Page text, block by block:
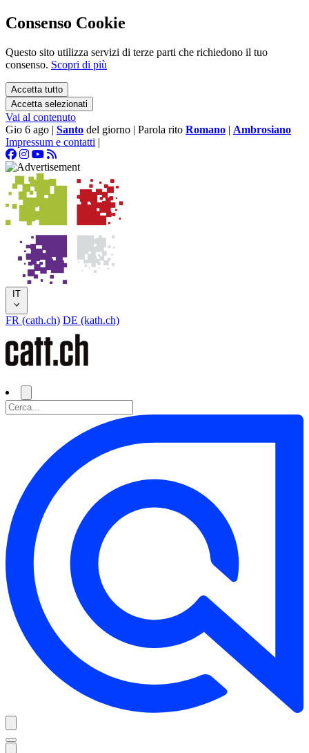
Consenso Cookie
Questo sito utilizza servizi di terze parti che richiedono il tuo
consenso. Scopri di più
Accetta tutto
Accetta selezionati
Vai al contenuto
Gio 6 ago | Santo del giorno | Parola rito Romano | Ambrosiano
Impressum e contatti |
IT
FR (cath.ch) DE (kath.ch)